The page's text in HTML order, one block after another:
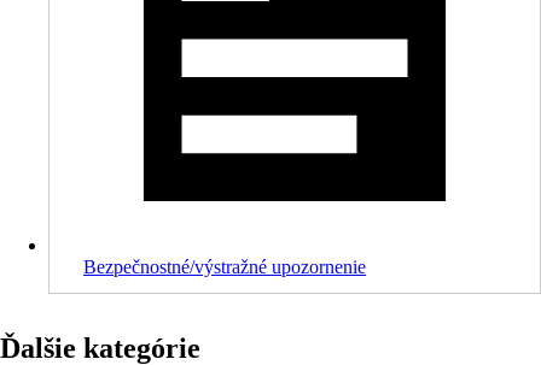
Bezpečnostné/výstražné upozornenie
Ďalšie kategórie